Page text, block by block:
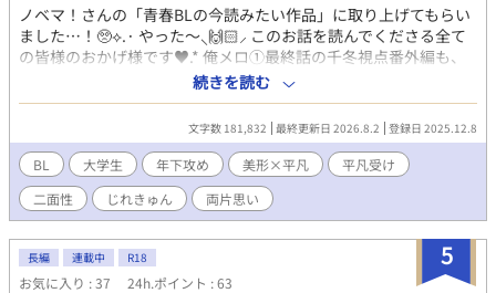
ノベマ！さんの「青春BLの今読みたい作品」に取り上げてもらい
ました…！🥺⟡.· やった〜⸜🙌🏻⸝ このお話を読んでくださる全て
の皆様のおかげ様です♥︎.* 俺メロ①最終話の千冬視点番外編も、
掲載しておりますので、良かったら覗いて見てもらえたら嬉しい
です🙇‍♀️♡ なお、続編の最新話はノベマさんでいち早く読めます
⟡.· ⋆┈┈┈┈┈┈┈┈┈┈┈┈┈┈┈⋆ 過保護なかわいい系美形
の後輩。 たまに見せる甘い言動が受けの心を揺する♡ そんなお
話。 ⋆┈┈┈┈┈┈┈┈┈┈┈┈┈┈┈⋆ 【攻め】 雨宮千冬（あ
めみや・ちふゆ） 大学1年。法学部。 淡いピンク髪、甘い顔立ち
の砂糖系イケメン。 甘く切ないラブソングが人気の、歌い手「フ
ユ」として匿名活動中。 【受け】 睦月伊織（むつき・いおり）
大学2年。工学部。 黒髪黒目の平凡大学生。ぶっきらぼうな口調
と態度で、ちょっとずぼら。恋愛は初心。
続きを読む
文字数 181,832 最終更新日 2026.8.2 登録日 2025.12.8
BL 大学生 年下攻め 美形×平凡
平凡受け
二面性
じれきゅん 両片思い
5
長編 連載中 R18
お気に入り : 37 24h.ポイント : 63